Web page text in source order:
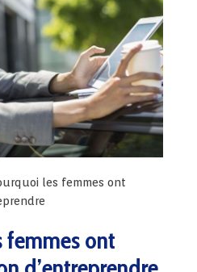
les femmes ont
femmes ont